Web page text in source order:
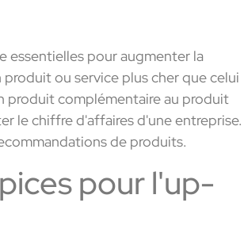
essentielles pour augmenter la
ou service plus cher que celui
produit complémentaire au produit
le chiffre d'affaires d'une entreprise.
de produits.
pour l'up-